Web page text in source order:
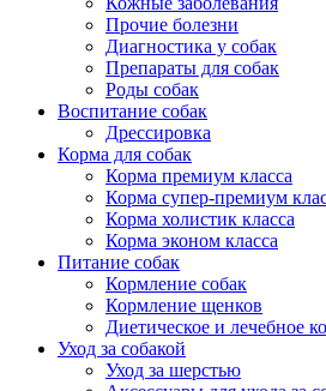
Прочие болезни
Диагностика у собак
Препараты для собак
Роды собак
Воспитание собак
Дрессировка
Корма для собак
Корма премиум класса
Корма супер-премиум
Корма холистик класса
Корма эконом класса
Питание собак
Кормление собак
Кормление щенков
Диетическое и лечебное
Уход за собакой
Уход за шерстью